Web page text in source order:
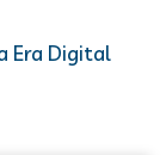
Era Digital